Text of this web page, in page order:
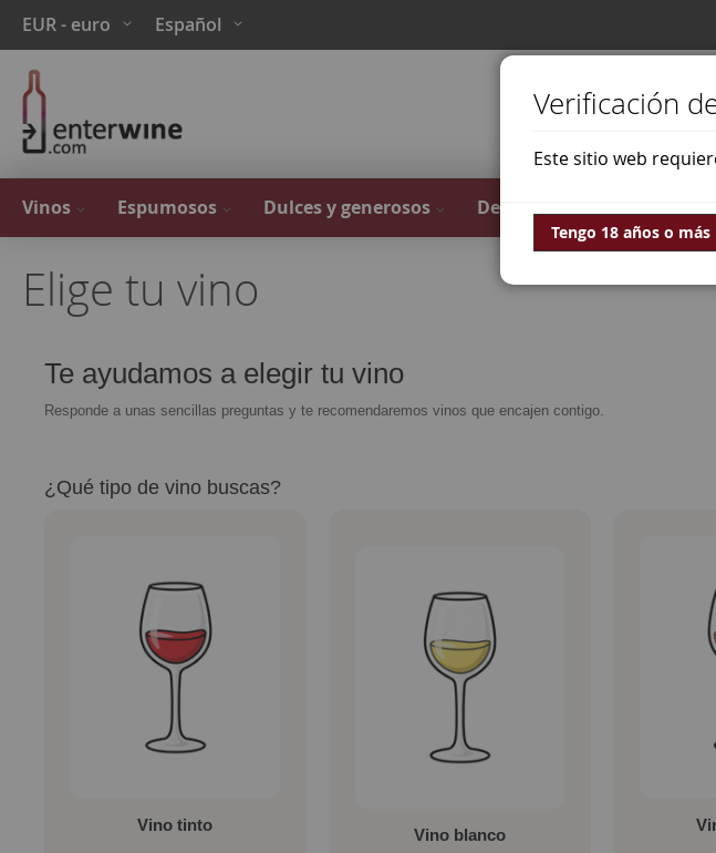
Ir
al
contenido
Moneda
EUR - euro Lenguaje
Español
Vinos Espumosos Dulces y generosos Destilados Ofertas
Elige tu vino
Te ayudamos a elegir tu vino
Responde a unas sencillas preguntas y te recomendaremos vinos que encajen contigo.
¿Qué tipo de vino buscas?
Vino tinto
Vino blanco
Verificación
Este sitio web
Tengo 18 años o más